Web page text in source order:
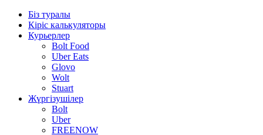
Біз туралы
Кіріс калькуляторы
Курьерлер
Bolt Food
Uber Eats
Glovo
Wolt
Stuart
Жүргізушілер
Bolt
Uber
FREENOW